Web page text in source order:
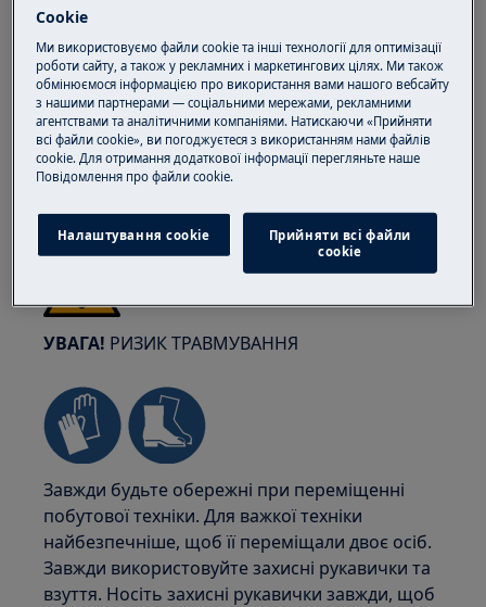
Перед будь-яким ремонтом чи
обслуговуванням вимкніть прилад і
від'єднайте вилку від мережевої розетки.
УВАГА! РИЗИК ТРАВМУВАННЯ
Завжди будьте обережні при переміщенні
побутової техніки. Для важкої техніки
найбезпечніше, щоб її переміщали двоє осіб.
Завжди використовуйте захисні рукавички та
взуття. Носіть захисні рукавички завжди, щоб
Cookie
Ми використовуємо файли cookie та інші технології для оптимізації
роботи сайту, а також у рекламних і маркетингових цілях. Ми також
обмінюємося інформацією про використання вами нашого вебсайту
з нашими партнерами — соціальними мережами, рекламними
агентствами та аналітичними компаніями. Натискаючи «Прийняти
всі файли cookie», ви погоджуєтеся з використанням нами файлів
cookie. Для отримання додаткової інформації перегляньте наше
Пoвідомлення прo файли cookie.
Налаштування cookie
Прийняти всі файли
сookie